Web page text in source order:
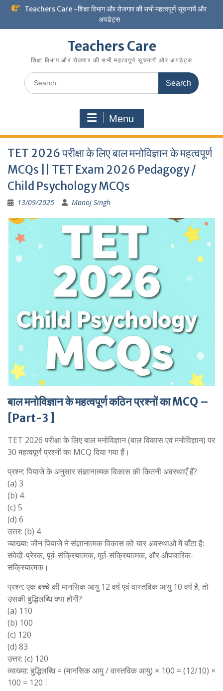
Skip
Teachers Care -शिक्षा विभाग और रोजगार की सभी महत्वपूर्ण सूचनायें और
अपडेट्स
Teachers Care
शिक्षा विभाग और रोजगार की सभी महत्वपूर्ण सूचनायें और अपडेट्स
Search
for:
Menu
TET 2026 परीक्षा के लिए बाल मनोविज्ञान के महत्वपूर्ण
MCQs || TET Exam 2026 Pedagogy /
Child Psychology MCQs
13/09/2025 Manoj Singh
बाल मनोविज्ञान के महत्वपूर्ण कठिन प्रश्नों का MCQ –
[Part-3 ]
TET 2026 परीक्षा के लिए बाल मनोविज्ञान (बाल विकास एवं मनोविज्ञान) पर
30 महत्वपूर्ण प्रश्नों का MCQ दिया गया हैं।
प्रश्न: पियाजे के अनुसार संज्ञानात्मक विकास की कितनी अवस्थाएँ हैं?
(a) 3
(b) 4
(c) 5
(d) 6
उत्तर: (b) 4
व्याख्या: जीन पियाजे ने संज्ञानात्मक विकास को चार अवस्थाओं में बाँटा है:
संवेदी-प्रेरक, पूर्व-संक्रियात्मक, मूर्त-संक्रियात्मक, और औपचारिक-
संक्रियात्मक।
प्रश्न: एक बच्चे की मानसिक आयु 12 वर्ष एवं वास्तविक आयु 10 वर्ष है, तो
उसकी बुद्धिलब्धि क्या होगी?
(a) 110
(b) 100
(c) 120
(d) 83
उत्तर: (c) 120
व्याख्या: बुद्धिलब्धि = (मानसिक आयु / वास्तविक आयु) × 100 = (12/10) ×
100 = 120।